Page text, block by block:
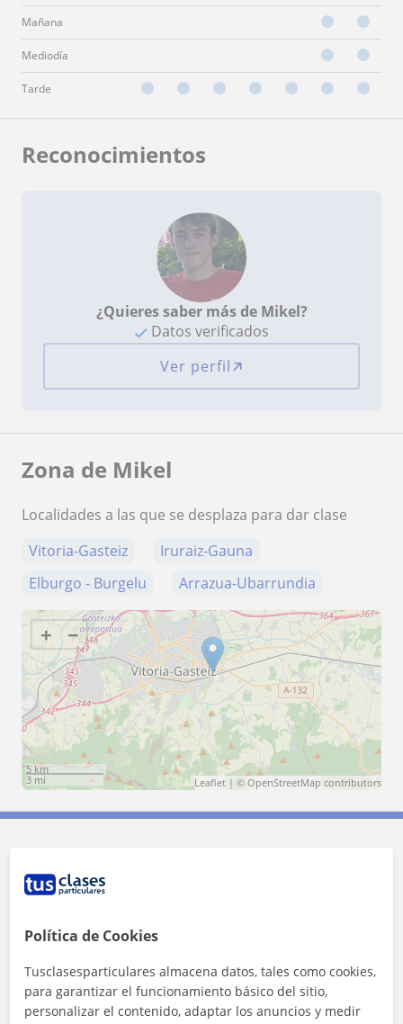
Mañana
Mediodía
Tarde
Reconocimientos
¿Quieres saber más de Mikel?
Datos verificados
Ver perfil
Zona de Mikel
Localidades a las que se desplaza para dar clase
Vitoria-Gasteiz
Iruraiz-Gauna
Elburgo - Burgelu
Arrazua-Ubarrundia
+ −
5 km
3 mi
Leaflet | © OpenStreetMap contributors
Política de Cookies
Tusclasesparticulares almacena datos, tales como cookies,
para garantizar el funcionamiento básico del sitio,
personalizar el contenido, adaptar los anuncios y medir